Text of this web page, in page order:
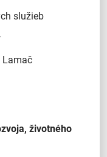
služieb
Lamač
životného